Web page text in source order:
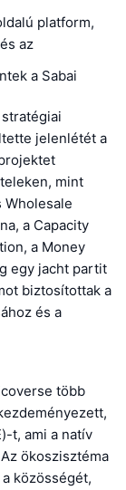
platform,
az
a Sabai
jelenlétét a
mint
Wholesale
a Capacity
a Money
egy jacht partit
biztosítottak a
és a
több
t, ami a natív
ökoszisztéma
közösségét,